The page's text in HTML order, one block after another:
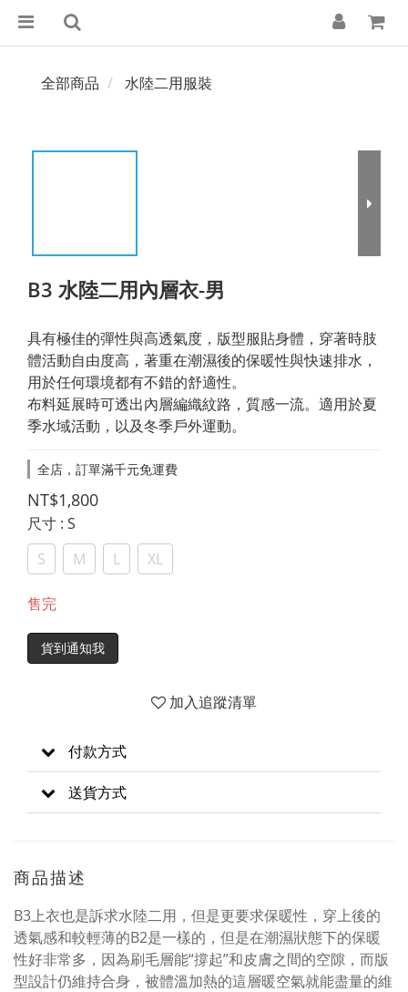
全部商品 水陸二用服裝
B3 水陸二用內層衣-男
具有極佳的彈性與高透氣度，版型服貼身體，穿著時肢
體活動自由度高，著重在潮濕後的保暖性與快速排水，
用於任何環境都有不錯的舒適性。
布料延展時可透出內層編織紋路，質感一流。適用於夏
季水域活動，以及冬季戶外運動。
全店，訂單滿千元免運費
NT$1,800
尺寸 : S
S
M L XL
售完
貨到通知我
加入追蹤清單
付款方式
送貨方式
商品描述
B3上衣也是訴求水陸二用，但是更要求保暖性，穿上後的
透氣感和較輕薄的B2是一樣的，但是在潮濕狀態下的保暖
性好非常多，因為刷毛層能“撐起”和皮膚之間的空隙，而版
型設計仍維持合身，被體溫加熱的這層暖空氣就能盡量的維